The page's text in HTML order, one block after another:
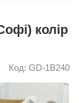
колір
Код: GD-1В240